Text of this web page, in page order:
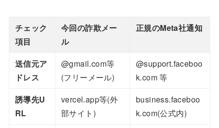
チェック
項目
今回の詐欺メー
ル
正規のMeta社通知
送信元ア
ドレス
@gmail.com等
(フリーメール)
@support.faceboo
k.com 等
誘導先U
RL
vercel.app等(外
部サイト)
business.faceboo
k.com(公式内)